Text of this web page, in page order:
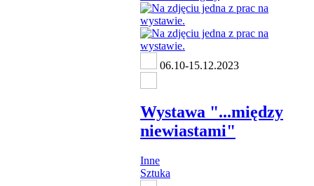
06.10-15.12.2023
Wystawa "...między
niewiastami"
Inne
Sztuka